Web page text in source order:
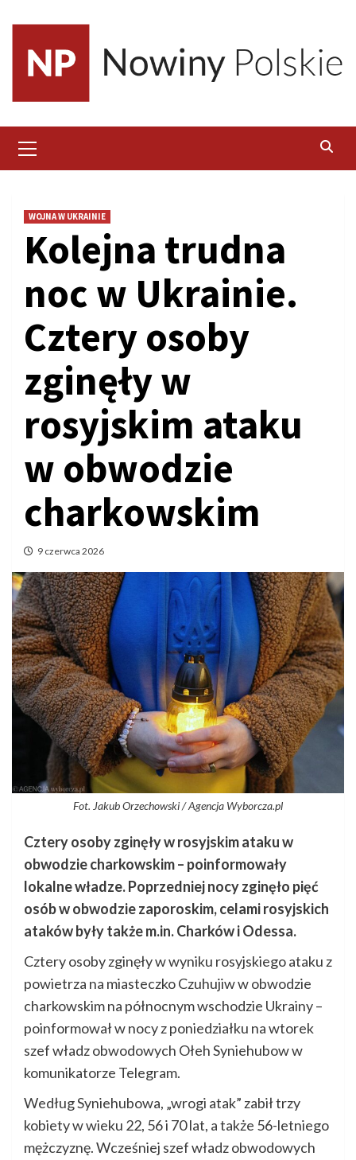
content
Menu
WOJNA W UKRAINIE
Kolejna trudna
noc w Ukrainie.
Cztery osoby
zginęły w
rosyjskim ataku
w obwodzie
charkowskim
9 czerwca 2026
Fot. Jakub Orzechowski / Agencja Wyborcza.pl
Cztery osoby zginęły w rosyjskim ataku w
obwodzie charkowskim – poinformowały
lokalne władze. Poprzedniej nocy zginęło pięć
osób w obwodzie zaporoskim, celami rosyjskich
ataków były także m.in. Charków i Odessa.
Cztery osoby zginęły w wyniku rosyjskiego ataku z
powietrza na miasteczko Czuhujiw w obwodzie
charkowskim na północnym wschodzie Ukrainy –
poinformował w nocy z poniedziałku na wtorek
szef władz obwodowych Ołeh Syniehubow w
komunikatorze Telegram.
Według Syniehubowa, „wrogi atak” zabił trzy
kobiety w wieku 22, 56 i 70 lat, a także 56-letniego
mężczyznę. Wcześniej szef władz obwodowych